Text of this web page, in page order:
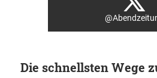
Die schnellsten Wege